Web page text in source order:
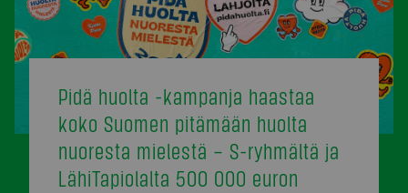
Pidä huolta -kampanja haastaa
koko Suomen pitämään huolta
nuoresta mielestä – S-ryhmältä ja
LähiTapiolalta 500 000 euron